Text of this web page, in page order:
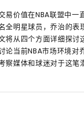
易价值在NBA联盟中
全明星球员，乔治的
将从四个方面详细探
论当前NBA市场环境
察媒体和球迷对于这笔